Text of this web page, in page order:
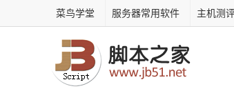
菜鸟学堂 服务器常用软件 主机测